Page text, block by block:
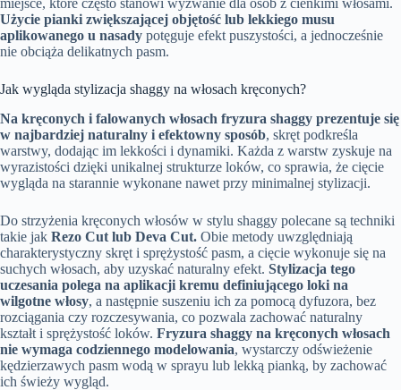
Użycie pianki zwiększającej objętość lub lekkiego musu
aplikowanego u nasady potęguje efekt puszystości, a jednocześnie
nie obciąża delikatnych pasm.
Jak wygląda stylizacja shaggy na włosach kręconych?
Na kręconych i falowanych włosach fryzura shaggy prezentuje się
w najbardziej naturalny i efektowny sposób, skręt podkreśla
warstwy, dodając im lekkości i dynamiki. Każda z warstw zyskuje na
wyrazistości dzięki unikalnej strukturze loków, co sprawia, że cięcie
wygląda na starannie wykonane nawet przy minimalnej stylizacji.
Do strzyżenia kręconych włosów w stylu shaggy polecane są techniki
takie jak Rezo Cut lub Deva Cut. Obie metody uwzględniają
charakterystyczny skręt i sprężystość pasm, a cięcie wykonuje się na
suchych włosach, aby uzyskać naturalny efekt. Stylizacja tego
uczesania polega na aplikacji kremu definiującego loki na
wilgotne włosy, a następnie suszeniu ich za pomocą dyfuzora, bez
rozciągania czy rozczesywania, co pozwala zachować naturalny
kształt i sprężystość loków. Fryzura shaggy na kręconych włosach
nie wymaga codziennego modelowania, wystarczy odświeżenie
kędzierzawych pasm wodą w sprayu lub lekką pianką, by zachować
ich świeży wygląd.